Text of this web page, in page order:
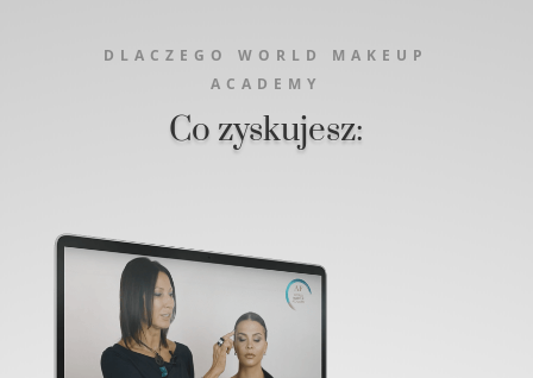
DLACZEGO WORLD MAKEUP
ACADEMY
Co zyskujesz: